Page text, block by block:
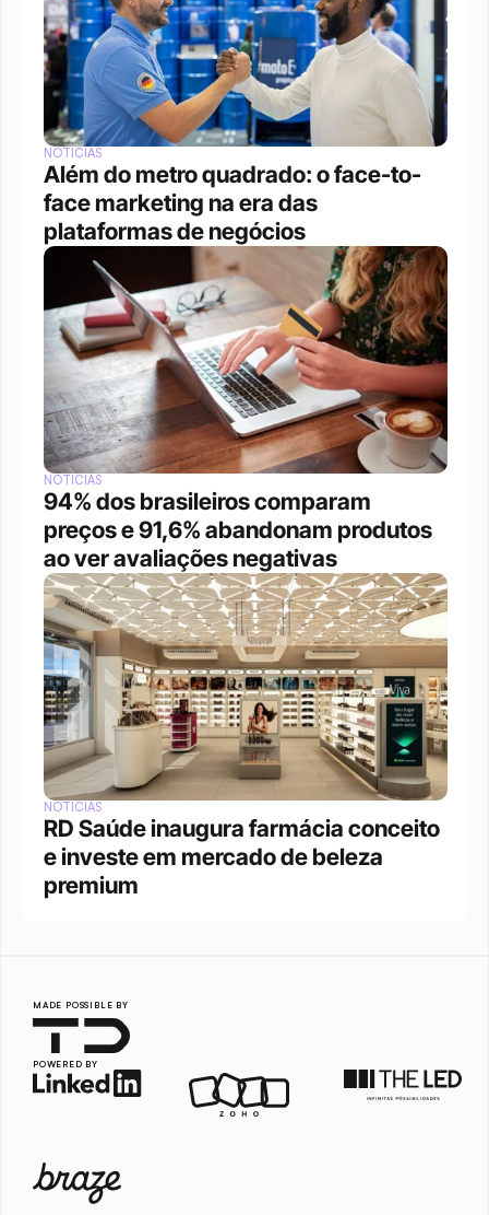
NOTÍCIAS
Além do metro quadrado: o face-to-
face marketing na era das
plataformas de negócios
NOTÍCIAS
94% dos brasileiros comparam
preços e 91,6% abandonam produtos
ao ver avaliações negativas
NOTÍCIAS
RD Saúde inaugura farmácia conceito
e investe em mercado de beleza
premium
MADE POSSIBLE BY
POWERED BY